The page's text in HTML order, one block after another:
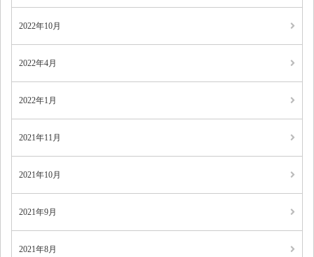
2022年10月
2022年4月
2022年1月
2021年11月
2021年10月
2021年9月
2021年8月